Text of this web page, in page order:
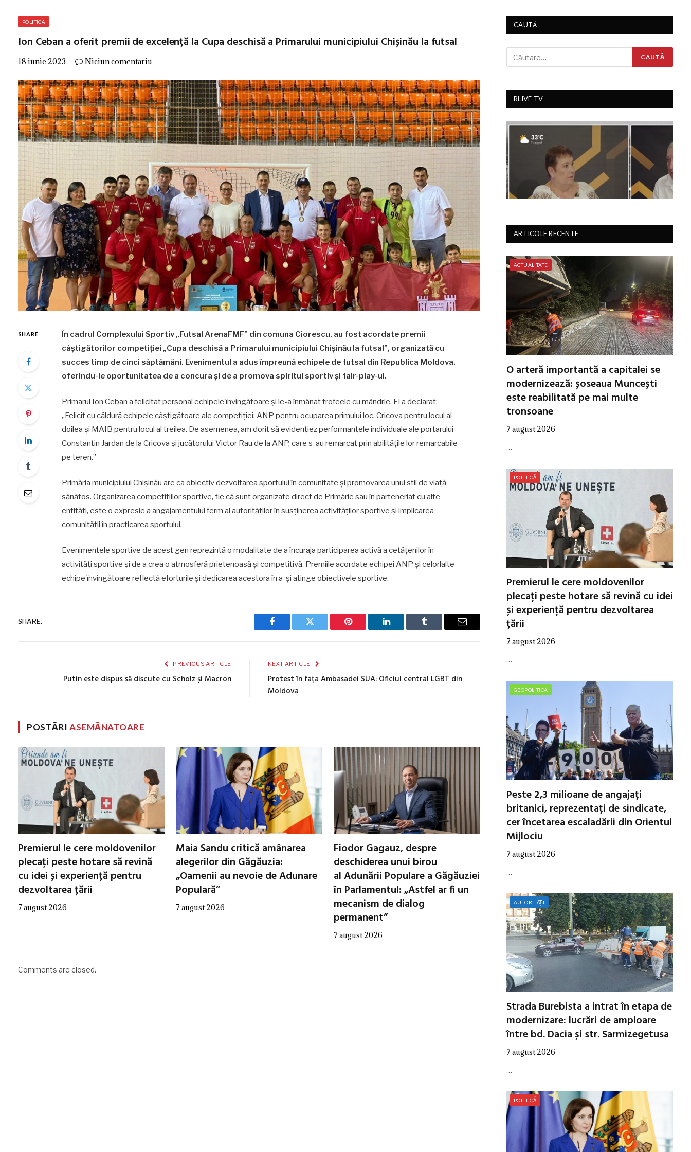
POLITICĂ
Ion Ceban a oferit premii de excelență la Cupa deschisă a Primarului municipiului Chișinău la futsal
18 iunie 2023 Niciun comentariu
SHARE
În cadrul Complexului Sportiv „Futsal ArenaFMF” din comuna Ciorescu, au fost acordate premii
câștigătorilor competiției „Cupa deschisă a Primarului municipiului Chișinău la futsal”, organizată cu
succes timp de cinci săptămâni. Evenimentul a adus împreună echipele de futsal din Republica Moldova,
oferindu-le oportunitatea de a concura și de a promova spiritul sportiv și fair-play-ul.
Primarul Ion Ceban a felicitat personal echipele învingătoare și le-a înmânat trofeele cu mândrie. El a declarat:
„Felicit cu căldură echipele câștigătoare ale competiției: ANP pentru ocuparea primului loc, Cricova pentru locul al
doilea și MAIB pentru locul al treilea. De asemenea, am dorit să evidențiez performanțele individuale ale portarului
Constantin Jardan de la Cricova și jucătorului Victor Rau de la ANP, care s-au remarcat prin abilitățile lor remarcabile
pe teren.”
Primăria municipiului Chișinău are ca obiectiv dezvoltarea sportului în comunitate și promovarea unui stil de viață
sănătos. Organizarea competițiilor sportive, fie că sunt organizate direct de Primărie sau în parteneriat cu alte
entități, este o expresie a angajamentului ferm al autorităților în susținerea activităților sportive și implicarea
comunității în practicarea sportului.
Evenimentele sportive de acest gen reprezintă o modalitate de a încuraja participarea activă a cetățenilor în
activități sportive și de a crea o atmosferă prietenoasă și competitivă. Premiile acordate echipei ANP și celorlalte
echipe învingătoare reflectă eforturile și dedicarea acestora în a-și atinge obiectivele sportive.
SHARE.
Facebook Twitter Pinterest LinkedIn Tumblr Email
PREVIOUS ARTICLE
Putin este dispus să discute cu Scholz și Macron
NEXT ARTICLE
Protest în fața Ambasadei SUA: Oficiul central LGBT din
Moldova
POSTĂRIASEMĂNATOARE
Premierul le cere moldovenilor
plecați peste hotare să revină
cu idei și experiență pentru
dezvoltarea țării
7 august 2026
Maia Sandu critică amânarea
alegerilor din Găgăuzia:
„Oamenii au nevoie de Adunare
Populară”
7 august 2026
Fiodor Gagauz, despre
deschiderea unui birou
al Adunării Populare a Găgăuziei
în Parlamentul: „Astfel ar fi un
mecanism de dialog
permanent”
7 august 2026
Comments are closed.
CAUTĂ
RLIVE TV
ARTICOLE RECENTE
ACTUALITATE
O arteră importantă a capitalei se
modernizează: șoseaua Muncești
este reabilitată pe mai multe
tronsoane
7 august 2026
…
POLITICĂ
Premierul le cere moldovenilor
plecați peste hotare să revină cu idei
și experiență pentru dezvoltarea
țării
7 august 2026
…
GEOPOLITICA
Peste 2,3 milioane de angajați
britanici, reprezentați de sindicate,
cer încetarea escaladării din Orientul
Mijlociu
7 august 2026
…
AUTORITĂȚI
Strada Burebista a intrat în etapa de
modernizare: lucrări de amploare
între bd. Dacia și str. Sarmizegetusa
7 august 2026
…
POLITICĂ